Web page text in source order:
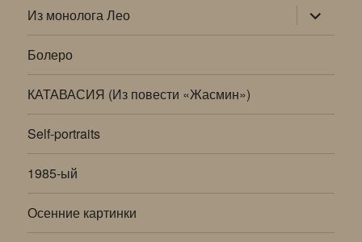
Из монолога Лео раскрыть
дочернее
меню
Болеро
КАТАВАСИЯ (Из повести «Жасмин»)
Self-portraits
1985-ый
Осенние картинки